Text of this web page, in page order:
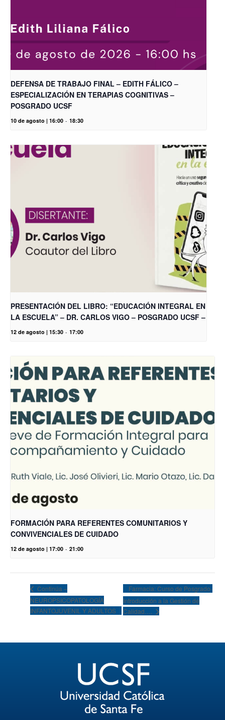
DEFENSA DE TRABAJO FINAL – EDITH FÁLICO –
ESPECIALIZACIÓN EN TERAPIAS COGNITIVAS –
POSGRADO UCSF
10 de agosto | 16:00 - 18:30
PRESENTACIÓN DEL LIBRO: “EDUCACIÓN INTEGRAL EN
LA ESCUELA” – DR. CARLOS VIGO – POSGRADO UCSF –
12 de agosto | 15:30 - 17:00
FORMACIÓN PARA REFERENTES COMUNITARIOS Y
CONVIVENCIALES DE CUIDADO
12 de agosto | 17:00 - 21:00
Continúa –
NEUROPSICOPATOLOGÍA
INFANTOJUVENIL Y ADULTOS
Farmacia: Curso de Posgrado-
Introducción a la Gestión de
Calidad….